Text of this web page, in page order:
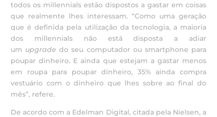
todos os millennials estão dispostos a gastar em coisas
que realmente lhes interessam. “Como uma geração
que é definida pela utilização da tecnologia, a maioria
dos millennials não está disposta a adiar
um upgrade do seu computador ou smartphone para
poupar dinheiro. E ainda que estejam a gastar menos
em roupa para poupar dinheiro, 35% ainda compra
vestuário com o dinheiro que lhes sobre ao final do
mês”, refere.
De acordo com a Edelman Digital, citada pela Nielsen, a